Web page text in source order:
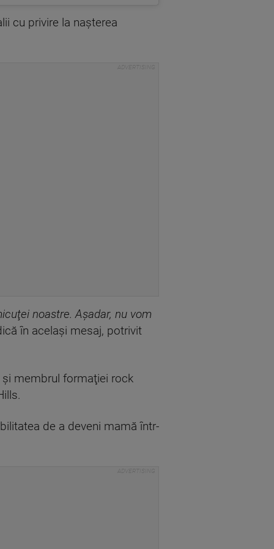
cu privire la naşterea
noastre. Aşadar, nu vom
în acelaşi mesaj, potrivit
şi membrul formaţiei rock
de a deveni mamă într-